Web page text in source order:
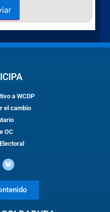
a WCDP
el cambio
OC